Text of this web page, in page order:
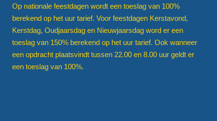
Op nationale feestdagen wordt een toeslag van 100%
berekend op het uur tarief. Voor feestdagen Kerstavond,
Kerstdag, Oudjaarsdag en Nieuwjaarsdag word er een
toeslag van 150% berekend op het uur tarief. Ook wanneer
een opdracht plaatsvindt tussen 22.00 en 8.00 uur geldt er
een toeslag van 100%.